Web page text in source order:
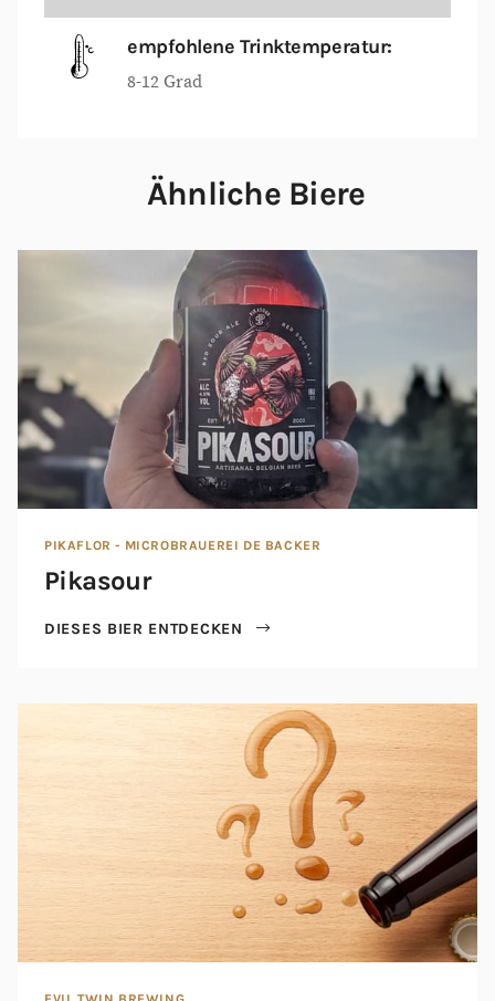
empfohlene Trinktemperatur:
8-12 Grad
Ähnliche Biere
PIKAFLOR - MICROBRAUEREI DE BACKER
Pikasour
DIESES BIER ENTDECKEN